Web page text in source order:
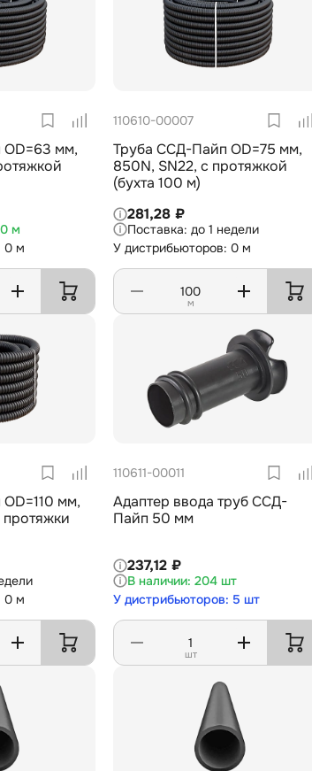
мм,
м
0 м
110610-00007
Труба ССД-Пайп OD=75 мм,
850N, SN22, с протяжкой
(бухта 100 м)
281,28 ₽
до 1 недели
У дистрибьюторов: 0 м
м
мм,
протяжки
0 м
110611-00011
Адаптер ввода труб ССД-
Пайп 50 мм
237,12 ₽
204 шт
У дистрибьюторов: 5 шт
шт